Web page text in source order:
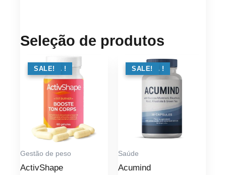
Seleção de produtos
OFERTA !
SALE!
Gestão de peso
ActivShape
OFERTA !
SALE!
Saúde
Acumind